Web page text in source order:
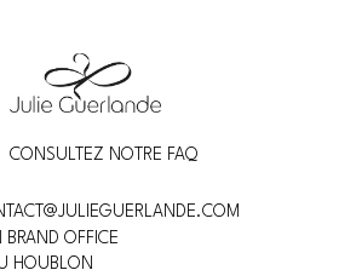
CONSULTEZ NOTRE FAQ
BRAND OFFICE
HOUBLON